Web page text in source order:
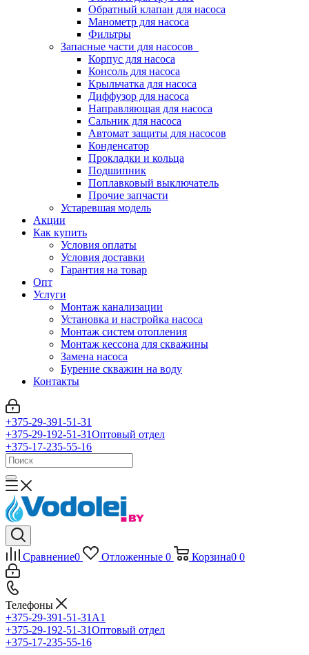
Обратный клапан для насоса
Манометр для насоса
Фильтры
Запасные части для насосов
Корпус для насоса
Консоль для насоса
Крыльчатка для насоса
Диффузор для насоса
Направляющая для насоса
Сальник для насоса
Автомат защиты для насосов
Конденсатор
Прокладки и кольца
Подшипник
Поплавковый выключатель
Прочие запчасти
Устаревшая модель
Акции
Как купить
Условия оплаты
Условия доставки
Гарантия на товар
Опт
Услуги
Монтаж канализации
Установка и настройка насоса
Монтаж систем отопления
Монтаж кессона для скважины
Замена насоса
Бурение скважин на воду
Контакты
+375-29-391-51-31
+375-29-192-51-31Оптовый отдел
+375-17-235-55-16
Сравнение0 Отложенные 0 Корзина0 0
Телефоны
+375-29-391-51-31 A1
+375-29-192-51-31Оптовый отдел
+375-17-235-55-16